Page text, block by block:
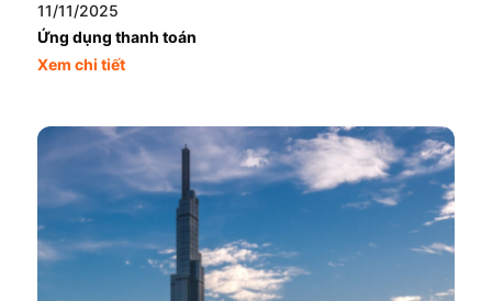
11/11/2025
Ứng dụng thanh toán
Xem chi tiết